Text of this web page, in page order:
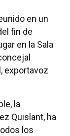
en un
fin de
en la Sala
exportavoz
la
Quislant, ha
los